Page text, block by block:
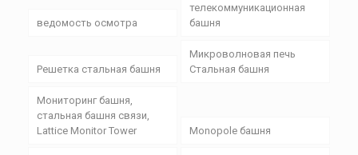
ведомость осмотра
телекоммуникационная
башня
Решетка стальная башня
Микроволновая печь
Стальная башня
Мониторинг башня,
стальная башня связи,
Lattice Monitor Tower
Monopole башня